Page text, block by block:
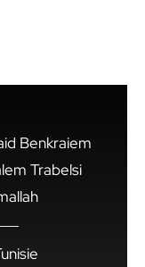
Benkraiem
Trabelsi